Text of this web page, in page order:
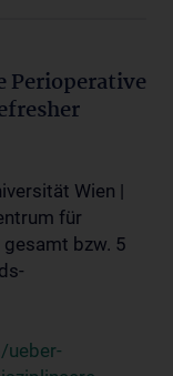
Wien |
für
bzw. 5
ueber-